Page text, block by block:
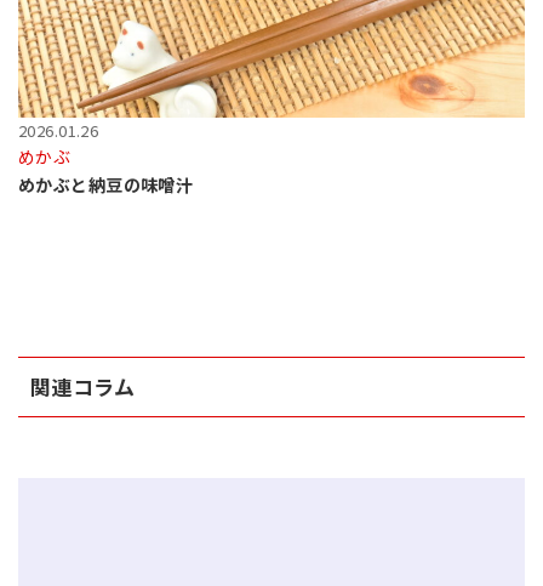
2026.01.26
めかぶ
めかぶと納豆の味噌汁
関連コラム